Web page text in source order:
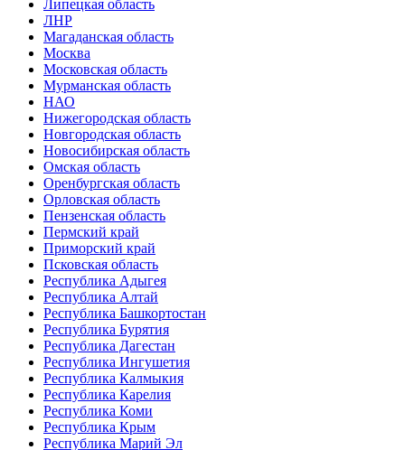
Липецкая область
ЛНР
Магаданская область
Москва
Московская область
Мурманская область
НАО
Нижегородская область
Новгородская область
Новосибирская область
Омская область
Оренбургская область
Орловская область
Пензенская область
Пермский край
Приморский край
Псковская область
Республика Адыгея
Республика Алтай
Республика Башкортостан
Республика Бурятия
Республика Дагестан
Республика Ингушетия
Республика Калмыкия
Республика Карелия
Республика Коми
Республика Крым
Республика Марий Эл